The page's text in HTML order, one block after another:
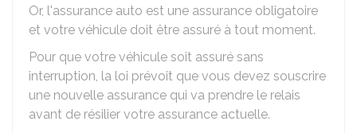
Or, l'assurance auto est une assurance obligatoire
et votre véhicule doit être assuré à tout moment.
Pour que votre véhicule soit assuré sans
interruption, la loi prévoit que vous devez souscrire
une nouvelle assurance qui va prendre le relais
avant de résilier votre assurance actuelle.